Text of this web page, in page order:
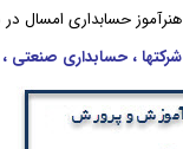
هنرآموز حسابداریامسال